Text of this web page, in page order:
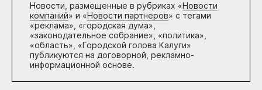
Новости, размещенные в рубриках «Новости
компаний» и «Новости партнеров» с тегами
«реклама», «городская дума»,
«законодательное собрание», «политика»,
«область», «Городской голова Калуги»
публикуются на договорной, рекламно-
информационной основе.